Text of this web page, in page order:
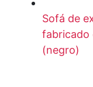
Sofá de
fabricado
(negro)